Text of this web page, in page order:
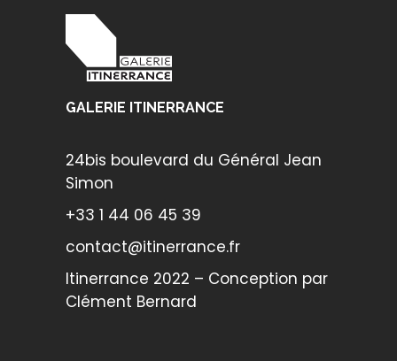
GALERIE ITINERRANCE
24bis boulevard du Général Jean
Simon
+33 1 44 06 45 39
contact@itinerrance.fr
Itinerrance 2022 – Conception par
Clément Bernard